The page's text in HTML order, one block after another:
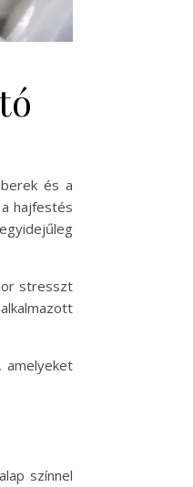
és a
hajfestés
stresszt
amelyeket
színnel